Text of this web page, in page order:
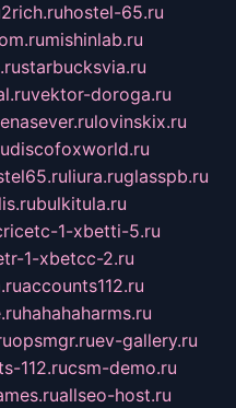
2rich.ruhostel-65.ru
mishinlab.ru
starbucksvia.ru
vektor-doroga.ru
lovinskix.ru
discofoxworld.ru
liura.ruglasspb.ru
bulkitula.ru
1-xbetti-5.ru
1-xbetcc-2.ru
accounts112.ru
hahahaharms.ru
opsmgr.ruev-gallery.ru
112.rucsm-demo.ru
allseo-host.ru